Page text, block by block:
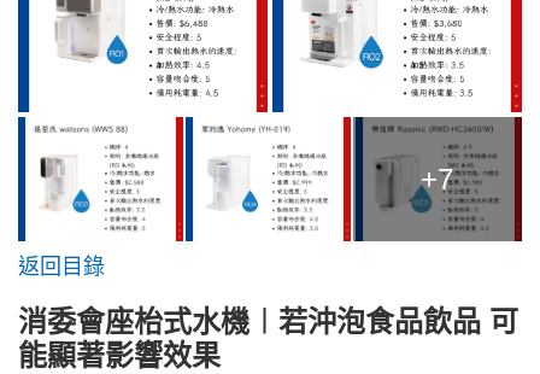
+7
返回目錄
消委會座枱式水機︱若沖泡食品飲品 可
能顯著影響效果